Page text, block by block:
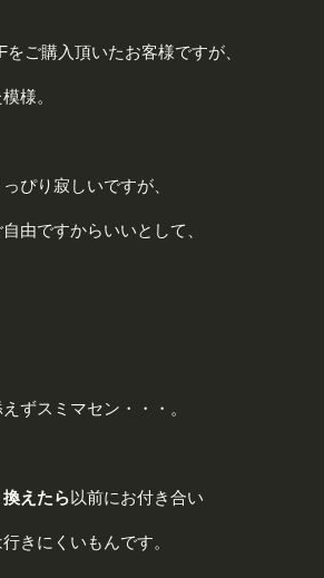
ご購入頂いたお客様ですが、
様。
ぴり寂しいですが、
由ですからいいとして、
ずスミマセン・・・。
えたら以前にお付き合い
きにくいもんです。